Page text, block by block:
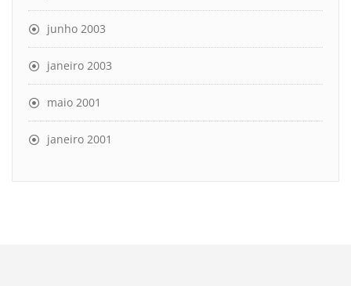
junho 2003
janeiro 2003
maio 2001
janeiro 2001